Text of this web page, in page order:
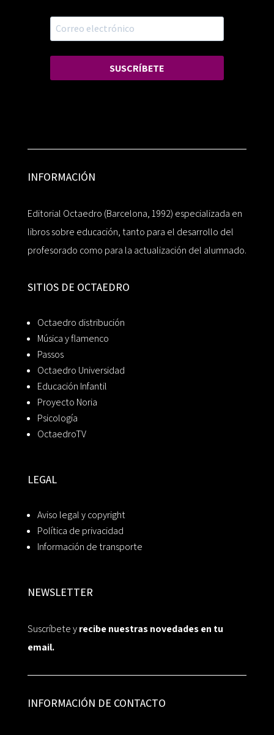
SUSCRÍBETE
INFORMACIÓN
Editorial Octaedro (Barcelona, 1992) especializada en
libros sobre educación, tanto para el desarrollo del
profesorado como para la actualización del alumnado.
SITIOS DE OCTAEDRO
Octaedro distribución
Música y flamenco
Passos
Octaedro Universidad
Educación Infantil
Proyecto Noria
Psicología
OctaedroTV
LEGAL
Aviso legal y copyright
Política de privacidad
Información de transporte
NEWSLETTER
Suscríbete yrecibe nuestras novedades en tu
email.
INFORMACIÓN DE CONTACTO